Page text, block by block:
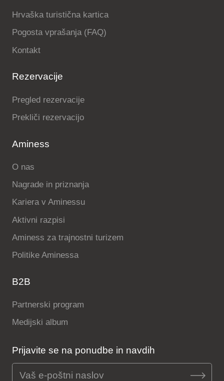
Hrvaška turistična kartica
Pogosta vprašanja (FAQ)
Kontakt
Rezervacije
Pregled rezervacije
Prekliči rezervacijo
Aminess
O nas
Nagrade in priznanja
Kariera v Aminessu
Aktivni razpisi
Aminess za trajnostni turizem
Politike Aminessa
B2B
Partnerski program
Medijski album
Prijavite se na ponudbe in navdih